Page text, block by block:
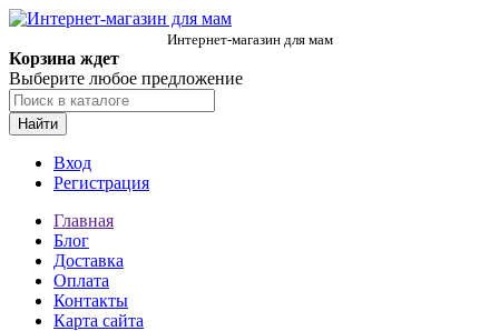
Интернет-магазин для мам
Корзина ждет
Выберите любое предложение
Найти
Вход
Регистрация
Главная
Блог
Доставка
Оплата
Контакты
Карта сайта